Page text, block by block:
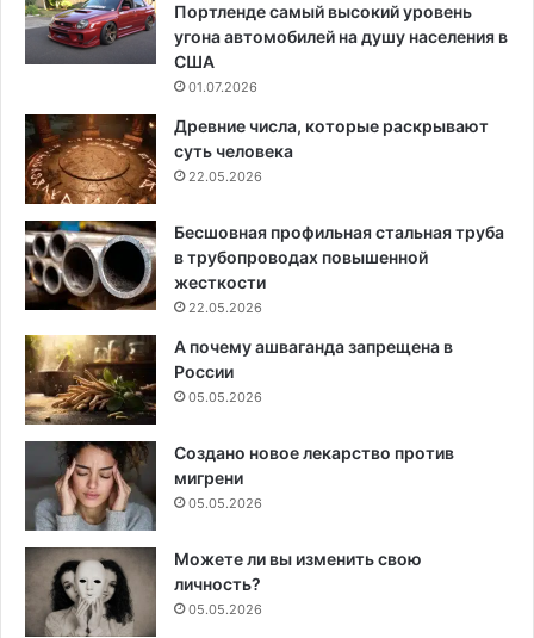
Портленде самый высокий уровень
угона автомобилей на душу населения в
США
01.07.2026
Древние числа, которые раскрывают
суть человека
22.05.2026
Бесшовная профильная стальная труба
в трубопроводах повышенной
жесткости
22.05.2026
А почему ашваганда запрещена в
России
05.05.2026
Создано новое лекарство против
мигрени
05.05.2026
Можете ли вы изменить свою
личность?
05.05.2026